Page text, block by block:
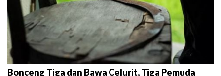
Bonceng Tiga dan Bawa Celurit, Tiga Pemuda